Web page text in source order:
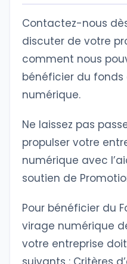
Contactez-nous
discuter de votre
comment nous
bénéficier du
numérique.
Ne laissez pas
propulser votre
numérique avec
soutien de
Pour bénéficier du
virage numérique
votre entreprise